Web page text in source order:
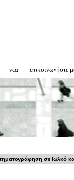
νέα επικοινωνήστε
σε Ιωλκό